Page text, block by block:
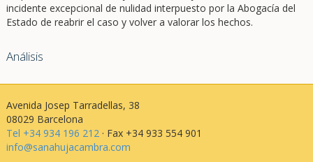
incidente excepcional de nulidad interpuesto por la Abogacía del
Estado de reabrir el caso y volver a valorar los hechos.
Análisis
Avenida Josep Tarradellas, 38
08029 Barcelona
Tel +34 934 196 212· Fax +34 933 554 901
info@sanahujacambra.com